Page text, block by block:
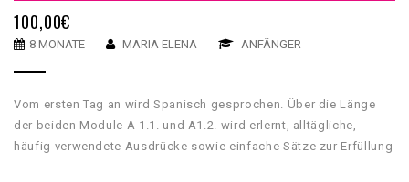
100,00€
8 MONATE MARIA ELENA ANFÄNGER
Vom ersten Tag an wird Spanisch gesprochen. Über die Länge
der beiden Module A 1.1. und A1.2. wird erlernt, alltägliche,
häufig verwendete Ausdrücke sowie einfache Sätze zur Erfüllung